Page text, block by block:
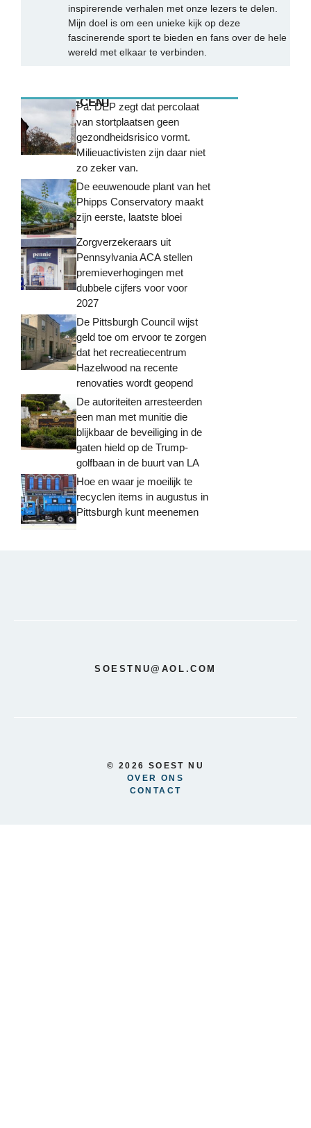
inspirerende verhalen met onze lezers te delen.
Mijn doel is om een unieke kijk op deze
fascinerende sport te bieden en fans over de hele
wereld met elkaar te verbinden.
MEEST RECENTPa. DEP zegt dat percolaat
van stortplaatsen geen
gezondheidsrisico vormt.
Milieuactivisten zijn daar niet
zo zeker van.
De eeuwenoude plant van het
Phipps Conservatory maakt
zijn eerste, laatste bloei
Zorgverzekeraars uit
Pennsylvania ACA stellen
premieverhogingen met
dubbele cijfers voor voor
2027
De Pittsburgh Council wijst
geld toe om ervoor te zorgen
dat het recreatiecentrum
Hazelwood na recente
renovaties wordt geopend
De autoriteiten arresteerden
een man met munitie die
blijkbaar de beveiliging in de
gaten hield op de Trump-
golfbaan in de buurt van LA
Hoe en waar je moeilijk te
recyclen items in augustus in
Pittsburgh kunt meenemen
SOESTNU@AOL.COM
© 2026 SOEST NU
OVER ONS
CONTACT